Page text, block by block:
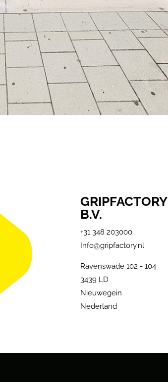
GRIPFACTORY
B.V.
+31 348 203000
Info@gripfactory.nl
Ravenswade 102 - 104
3439 LD
Nieuwegein
Nederland